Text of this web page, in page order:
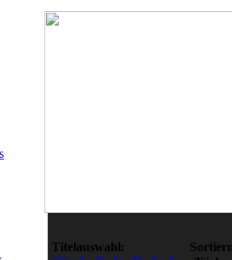
Titelauswahl: